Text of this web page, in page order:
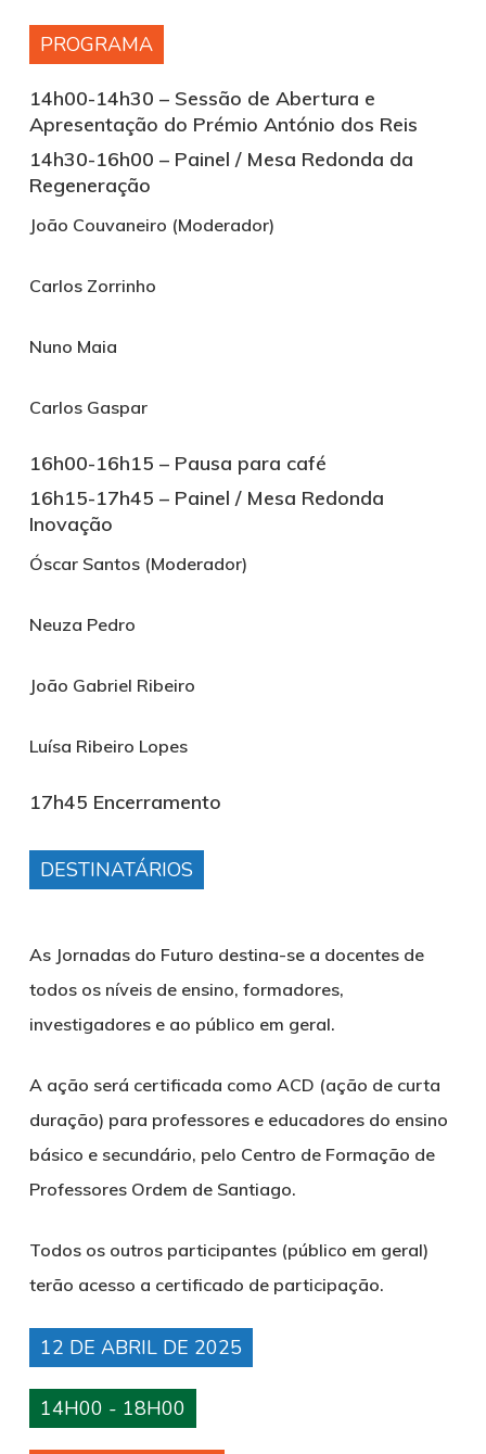
PROGRAMA
14h00-14h30 – Sessão de Abertura e
Apresentação do Prémio António dos Reis
14h30-16h00 – Painel / Mesa Redonda da
Regeneração
João Couvaneiro (Moderador)
Carlos Zorrinho
Nuno Maia
Carlos Gaspar
16h00-16h15 – Pausa para café
16h15-17h45 – Painel / Mesa Redonda
Inovação
Óscar Santos (Moderador)
Neuza Pedro
João Gabriel Ribeiro
Luísa Ribeiro Lopes
17h45 Encerramento
DESTINATÁRIOS
As Jornadas do Futuro destina-se a docentes de
todos os níveis de ensino, formadores,
investigadores e ao público em geral.
A ação será certificada como ACD (ação de curta
duração) para professores e educadores do ensino
básico e secundário, pelo Centro de Formação de
Professores Ordem de Santiago.
Todos os outros participantes (público em geral)
terão acesso a certificado de participação.
12 DE ABRIL DE 2025
14H00 - 18H00